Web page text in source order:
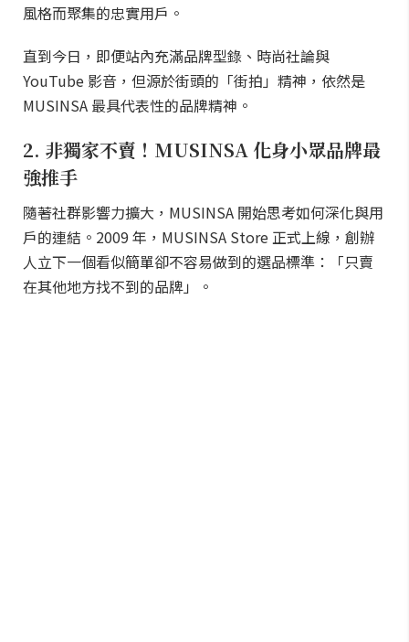
風格而聚集的忠實用戶。
直到今日，即便站內充滿品牌型錄、時尚社論與
YouTube 影音，但源於街頭的「街拍」精神，依然是
MUSINSA 最具代表性的品牌精神。
2. 非獨家不賣！MUSINSA 化身小眾品牌最
強推手
隨著社群影響力擴大，MUSINSA 開始思考如何深化與用
戶的連結。2009 年，MUSINSA Store 正式上線，創辦
人立下一個看似簡單卻不容易做到的選品標準：「只賣
在其他地方找不到的品牌」。